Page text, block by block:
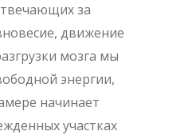
за
движение
мозга мы
энергии,
начинает
участках